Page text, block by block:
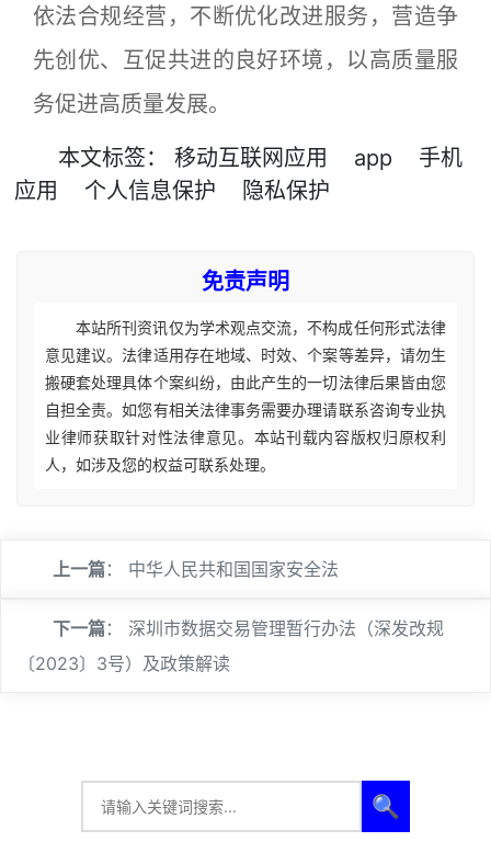
依法合规经营，不断优化改进服务，营造争
先创优、互促共进的良好环境，以高质量服
务促进高质量发展。
本文标签： 移动互联网应用 app
手机
应用
个人信息保护 隐私保护
免责声明
本站所刊资讯仅为学术观点交流，不构成任何形式法律
意见建议。法律适用存在地域、时效、个案等差异，请勿生
搬硬套处理具体个案纠纷，由此产生的一切法律后果皆由您
自担全责。如您有相关法律事务需要办理请联系咨询专业执
业律师获取针对性法律意见。本站刊载内容版权归原权利
人，如涉及您的权益可联系处理。
上一篇： 中华人民共和国国家安全法
下一篇： 深圳市数据交易管理暂行办法（深发改规
〔2023〕3号）及政策解读
🔍